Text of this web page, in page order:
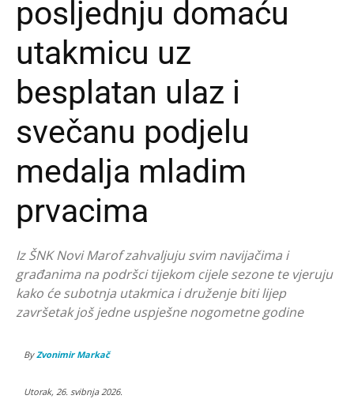
posljednju domaću
utakmicu uz
besplatan ulaz i
svečanu podjelu
medalja mladim
prvacima
Iz ŠNK Novi Marof zahvaljuju svim navijačima i
građanima na podršci tijekom cijele sezone te vjeruju
kako će subotnja utakmica i druženje biti lijep
završetak još jedne uspješne nogometne godine
By Zvonimir Markač
Utorak, 26. svibnja 2026.